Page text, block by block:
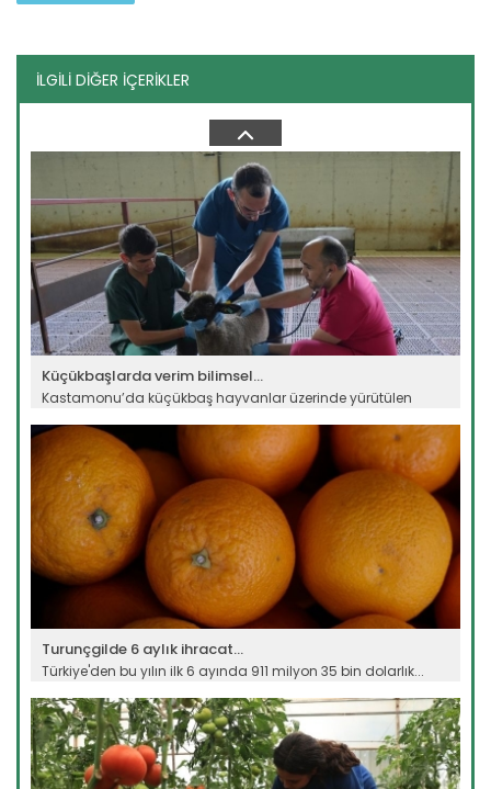
İLGİLİ DİĞER İÇERİKLER
Kuş gribi ihracatı hızlandırdı
Avrupa’nın en büyük yumurta üreticilerinden Polonya'da kuş
Küçükbaşlarda verim bilimsel...
Kastamonu’da küçükbaş hayvanlar üzerinde yürütülen
Devamını Oku ->
Turunçgilde 6 aylık ihracat...
Türkiye'den bu yılın ilk 6 ayında 911 milyon 35 bin dolarlık...
Devamını Oku ->